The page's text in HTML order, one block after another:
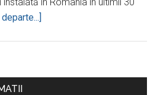
în România în ultimii 30
Gas